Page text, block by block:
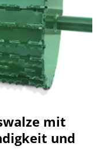
mit
und